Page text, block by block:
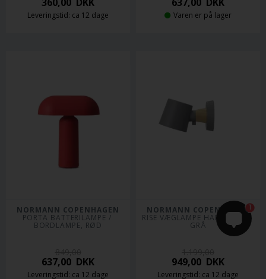
Leveringstid: ca 12 dage Varen er på lager
NORMANN COPENHAGEN
PORTA BATTERILAMPE /
BORDLAMPE, RØD
637,00 DKK
Leveringstid: ca 12 dage
NORMANN COPENHAGEN
RISE VÆGLAMPE HARDWIRED,
GRÅ
949,00 DKK
Leveringstid: ca 12 dage
1